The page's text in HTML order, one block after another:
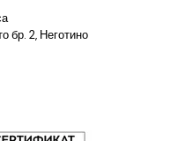
бр. 2, Неготино